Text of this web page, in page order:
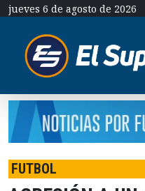
jueves 6 de agosto de 2026
FUTBOL